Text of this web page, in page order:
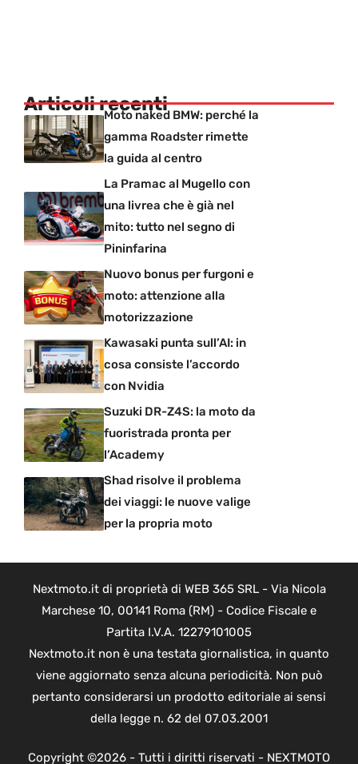
Articoli recentiMoto naked BMW: perché la
gamma Roadster rimette
la guida al centro
La Pramac al Mugello con
una livrea che è già nel
mito: tutto nel segno di
Pininfarina
Nuovo bonus per furgoni e
moto: attenzione alla
motorizzazione
Kawasaki punta sull’AI: in
cosa consiste l’accordo
con Nvidia
Suzuki DR-Z4S: la moto da
fuoristrada pronta per
l’Academy
Shad risolve il problema
dei viaggi: le nuove valige
per la propria moto
Nextmoto.it di proprietà di WEB 365 SRL - Via Nicola
Marchese 10, 00141 Roma (RM) - Codice Fiscale e
Partita I.V.A. 12279101005
Nextmoto.it non è una testata giornalistica, in quanto
viene aggiornato senza alcuna periodicità. Non può
pertanto considerarsi un prodotto editoriale ai sensi
della legge n. 62 del 07.03.2001
Copyright ©2026 - Tutti i diritti riservati - NEXTMOTO